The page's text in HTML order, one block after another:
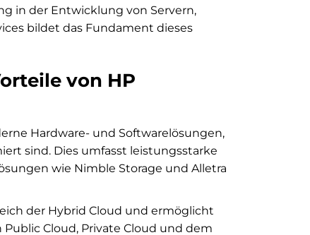
in der Entwicklung von Servern,
bildet das Fundament dieses
von HP
Hardware- und Softwarelösungen,
sind. Dies umfasst leistungsstarke
wie Nimble Storage und Alletra
der Hybrid Cloud und ermöglicht
Cloud, Private Cloud und dem